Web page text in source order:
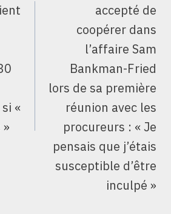
«
accepté de
coopérer dans
l’affaire Sam
Bankman-Fried
lors de sa première
réunion avec les
procureurs : « Je
pensais que j’étais
susceptible d’être
inculpé »